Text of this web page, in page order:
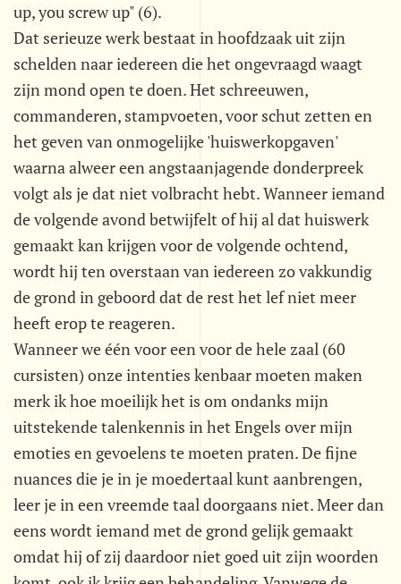
up, you screw up" (6).
Dat serieuze werk bestaat in hoofdzaak uit zijn
schelden naar iedereen die het ongevraagd waagt
zijn mond open te doen. Het schreeuwen,
commanderen, stampvoeten, voor schut zetten en
het geven van onmogelijke 'huiswerkopgaven'
waarna alweer een angstaanjagende donderpreek
volgt als je dat niet volbracht hebt. Wanneer iemand
de volgende avond betwijfelt of hij al dat huiswerk
gemaakt kan krijgen voor de volgende ochtend,
wordt hij ten overstaan van iedereen zo vakkundig
de grond in geboord dat de rest het lef niet meer
heeft erop te reageren.
Wanneer we één voor een voor de hele zaal (60
cursisten) onze intenties kenbaar moeten maken
merk ik hoe moeilijk het is om ondanks mijn
uitstekende talenkennis in het Engels over mijn
emoties en gevoelens te moeten praten. De fijne
nuances die je in je moedertaal kunt aanbrengen,
leer je in een vreemde taal doorgaans niet. Meer dan
eens wordt iemand met de grond gelijk gemaakt
omdat hij of zij daardoor niet goed uit zijn woorden